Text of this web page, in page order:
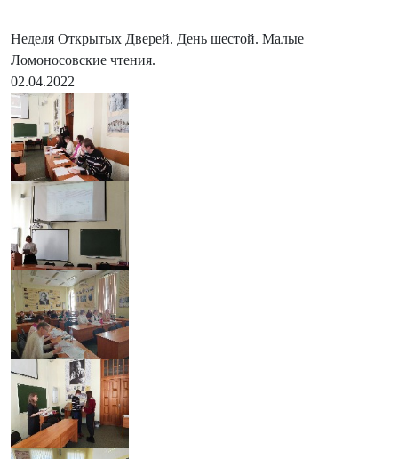
Неделя Открытых Дверей. День шестой. Малые
Ломоносовские чтения.
02.04.2022